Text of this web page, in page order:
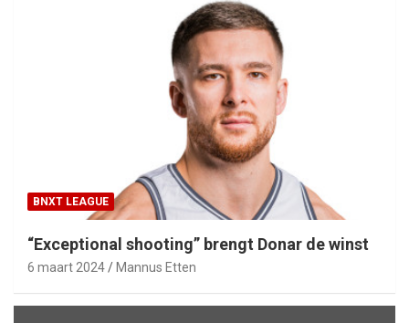
BNXT LEAGUE
“Exceptional shooting” brengt Donar de winst
6 maart 2024 Mannus Etten